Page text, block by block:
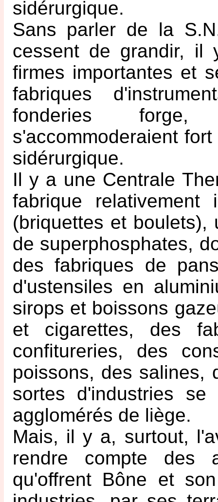
sidérurgique.
Sans parler de la
cessent de grandir, il
firmes importantes et
fabriques
fonderies forge,
s'accommoderaient
sidérurgique.
Il y a une Centrale
fabrique relativement
(briquettes et
de superphosphates,
des fabriques de
d'ustensiles en
sirops et boissons
et cigarettes, des
confitureries, des
poissons, des salines,
sortes d'industries
agglomérés de liège.
Mais, il y a, surtout,
rendre compte des
qu'offrent Bône et